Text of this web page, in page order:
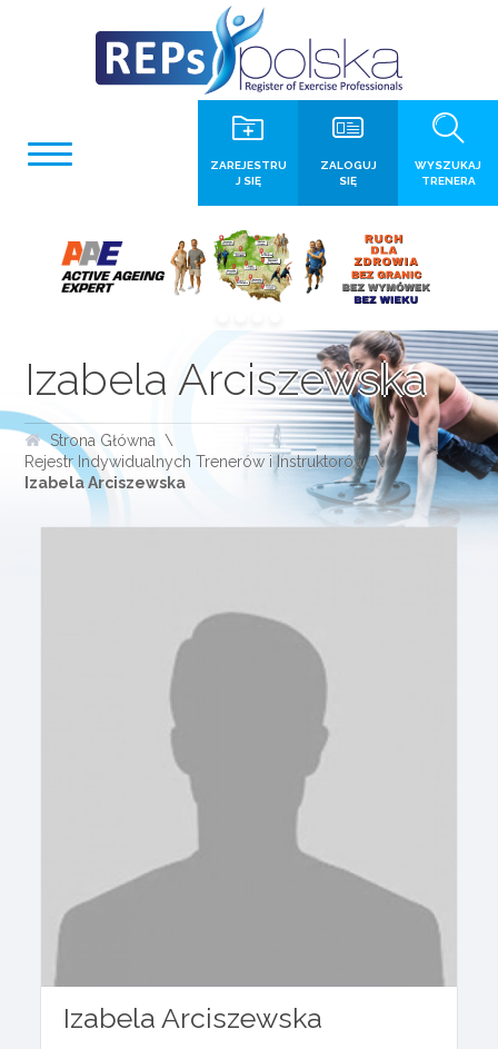
WYSZUKAJ
TRENERA
ZALOGUJ
SIĘ
ZAREJESTRU
J SIĘ
Izabela Arciszewska
Strona Główna
Rejestr Indywidualnych Trenerów i Instruktorów
Izabela Arciszewska
Izabela Arciszewska